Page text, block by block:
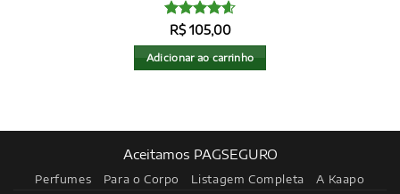
Avaliação
4.6de 5
R$105,00
Adicionar ao carrinho
Aceitamos PAGSEGURO
Perfumes Para o Corpo Listagem Completa A Kaapo